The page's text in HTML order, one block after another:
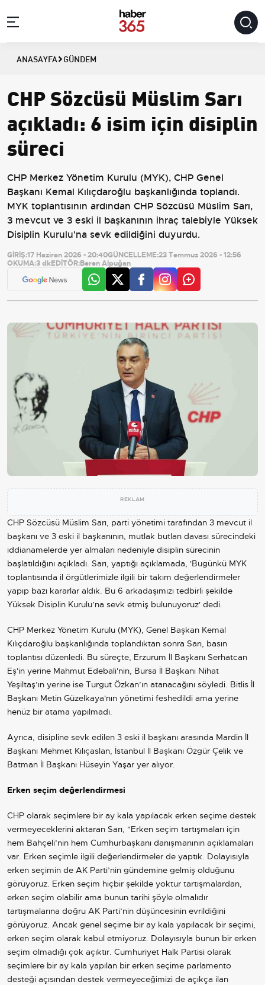
ANASAYFA GÜNDEM
CHP Sözcüsü Müslim Sarı
açıkladı: 6 isim için disiplin
süreci
CHP Merkez Yönetim Kurulu (MYK), CHP Genel
Başkanı Kemal Kılıçdaroğlu başkanlığında toplandı.
MYK toplantısının ardından CHP Sözcüsü Müslim Sarı,
3 mevcut ve 3 eski il başkanının ihraç talebiyle Yüksek
Disiplin Kurulu'na sevk edildiğini duyurdu.
GİRİŞ:17 Haziran 2026 - 20:40GÜNCELLEME:23 Temmuz 2026 - 12:56
OKUMA:3 dkEDİTÖR:Beren Alpuğan
REKLAM
CHP Sözcüsü Müslim Sarı, parti yönetimi tarafından 3 mevcut il
başkanı ve 3 eski il başkanının, mutlak butlan davası sürecindeki
iddianamelerde yer almaları nedeniyle disiplin sürecinin
başlatıldığını açıkladı. Sarı, yaptığı açıklamada, 'Bugünkü MYK
toplantısında il örgütlerimizle ilgili bir takım değerlendirmeler
yapıp bazı kararlar aldık. Bu 6 arkadaşımızı tedbirli şekilde
Yüksek Disiplin Kurulu’na sevk etmiş bulunuyoruz' dedi.
CHP Merkez Yönetim Kurulu (MYK), Genel Başkan Kemal
Kılıçdaroğlu başkanlığında toplandıktan sonra Sarı, basın
toplantısı düzenledi. Bu süreçte, Erzurum İl Başkanı Serhatcan
Eş'in yerine Mahmut Edebali'nin, Bursa İl Başkanı Nihat
Yeşiltaş’ın yerine ise Turgut Özkan’ın atanacağını söyledi. Bitlis İl
Başkanı Metin Güzelkaya'nın yönetimi feshedildi ama yerine
henüz bir atama yapılmadı.
Ayrıca, disipline sevk edilen 3 eski il başkanı arasında Mardin İl
Başkanı Mehmet Kılıçaslan, İstanbul İl Başkanı Özgür Çelik ve
Batman İl Başkanı Hüseyin Yaşar yer alıyor.
Erken seçim değerlendirmesi
CHP olarak seçimlere bir ay kala yapılacak erken seçime destek
vermeyeceklerini aktaran Sarı, "Erken seçim tartışmaları için
hem Bahçeli’nin hem Cumhurbaşkanı danışmanının açıklamaları
var. Erken seçimle ilgili değerlendirmeler de yaptık. Dolayısıyla
erken seçimin de AK Parti’nin gündemine gelmiş olduğunu
görüyoruz. Erken seçim hiçbir şekilde yoktur tartışmalardan,
erken seçim olabilir ama bunun tarihi şöyle olmalıdır
tartışmalarına doğru AK Parti’nin düşüncesinin evrildiğini
görüyoruz. Ancak genel seçime bir ay kala yapılacak bir seçimi,
erken seçim olarak kabul etmiyoruz. Dolayısıyla bunun bir erken
seçim olmadığı çok açıktır. Cumhuriyet Halk Partisi olarak
seçimlere bir ay kala yapılan bir erken seçime parlamento
desteği açısından destek vermeyeceğimizi de açıkça ilan